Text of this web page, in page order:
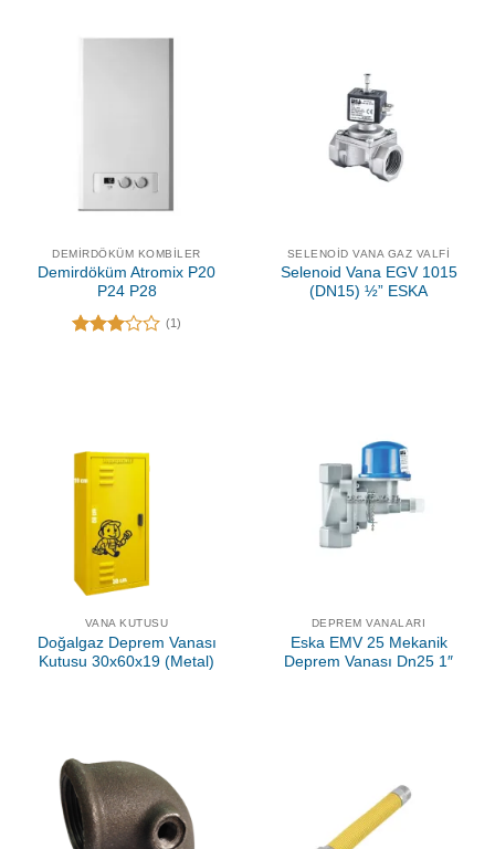
DEMIRDÖKÜM KOMBILER
Demirdöküm Atromix P20
P24 P28
(1)
SELENOID VANA GAZ VALFI
Selenoid Vana EGV 1015
(DN15) ½” ESKA
VANA KUTUSU
Doğalgaz Deprem Vanası
Kutusu 30x60x19 (Metal)
DEPREM VANALARI
Eska EMV 25 Mekanik
Deprem Vanası Dn25 1″